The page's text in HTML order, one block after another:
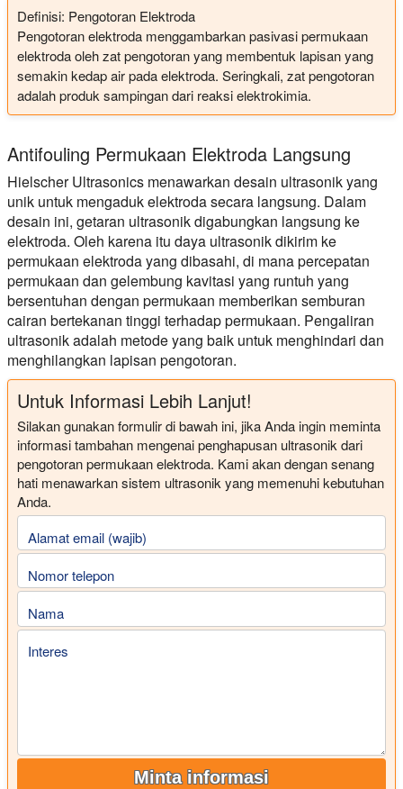
Definisi: Pengotoran Elektroda
Pengotoran elektroda menggambarkan pasivasi permukaan
elektroda oleh zat pengotoran yang membentuk lapisan yang
semakin kedap air pada elektroda. Seringkali, zat pengotoran
adalah produk sampingan dari reaksi elektrokimia.
Antifouling Permukaan Elektroda Langsung
Hielscher Ultrasonics menawarkan desain ultrasonik yang
unik untuk mengaduk elektroda secara langsung. Dalam
desain ini, getaran ultrasonik digabungkan langsung ke
elektroda. Oleh karena itu daya ultrasonik dikirim ke
permukaan elektroda yang dibasahi, di mana percepatan
permukaan dan gelembung kavitasi yang runtuh yang
bersentuhan dengan permukaan memberikan semburan
cairan bertekanan tinggi terhadap permukaan. Pengaliran
ultrasonik adalah metode yang baik untuk menghindari dan
menghilangkan lapisan pengotoran.
Untuk Informasi Lebih Lanjut!
Silakan gunakan formulir di bawah ini, jika Anda ingin meminta
informasi tambahan mengenai penghapusan ultrasonik dari
pengotoran permukaan elektroda. Kami akan dengan senang
hati menawarkan sistem ultrasonik yang memenuhi kebutuhan
Anda.
Alamat email (wajib)
Nomor telepon
Nama
Interes
Minta informasi